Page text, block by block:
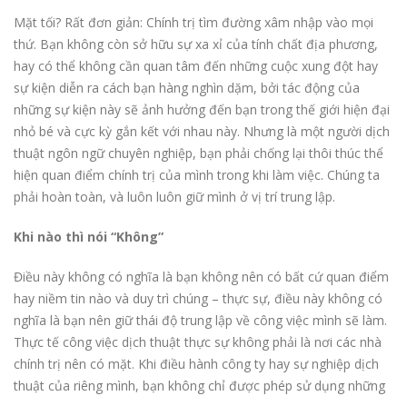
Mặt tối? Rất đơn giản: Chính trị tìm đường xâm nhập vào mọi
thứ. Bạn không còn sở hữu sự xa xỉ của tính chất địa phương,
hay có thể không cần quan tâm đến những cuộc xung đột hay
sự kiện diễn ra cách bạn hàng nghìn dặm, bởi tác động của
những sự kiện này sẽ ảnh hưởng đến bạn trong thế giới hiện đại
nhỏ bé và cực kỳ gắn kết với nhau này. Nhưng là một người dịch
thuật ngôn ngữ chuyên nghiệp, bạn phải chống lại thôi thúc thể
hiện quan điểm chính trị của mình trong khi làm việc. Chúng ta
phải hoàn toàn, và luôn luôn giữ mình ở vị trí trung lập.
Khi nào thì nói “Không”
Điều này không có nghĩa là bạn không nên có bất cứ quan điểm
hay niềm tin nào và duy trì chúng – thực sự, điều này không có
nghĩa là bạn nên giữ thái độ trung lập về công việc mình sẽ làm.
Thực tế công việc dịch thuật thực sự không phải là nơi các nhà
chính trị nên có mặt. Khi điều hành công ty hay sự nghiệp dịch
thuật của riêng mình, bạn không chỉ được phép sử dụng những